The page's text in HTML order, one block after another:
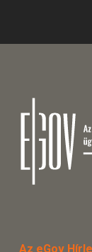
Az eGov